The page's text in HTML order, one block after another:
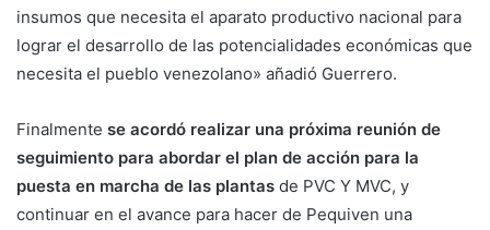
insumos que necesita el aparato productivo nacional para
lograr el desarrollo de las potencialidades económicas que
necesita el pueblo venezolano» añadió Guerrero.
Finalmente se acordó realizar una próxima reunión de
seguimiento para abordar el plan de acción para la
puesta en marcha de las plantas de PVC Y MVC, y
continuar en el avance para hacer de Pequiven una